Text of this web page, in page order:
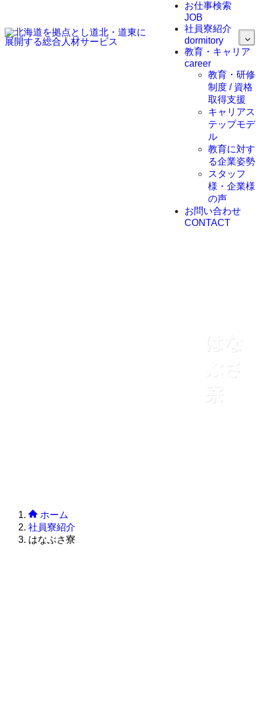
お仕事検索
JOB
社員寮紹介
dormitory
教育・キャリア
career
教育・研修
制度 / 資格
取得支援
キャリアス
テップモデ
ル
教育に対す
る企業姿勢
スタッフ
様・企業様
の声
お問い合わせ
CONTACT
はな
ぶさ
寮
ホーム
社員寮紹介
はなぶさ寮